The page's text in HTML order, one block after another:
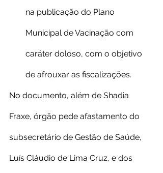
na publicação do Plano
Municipal de Vacinação com
caráter doloso, com o objetivo
de afrouxar as fiscalizações.
No documento, além de Shadia
Fraxe, órgão pede afastamento do
subsecretário de Gestão de Saúde,
Luís Cláudio de Lima Cruz, e dos